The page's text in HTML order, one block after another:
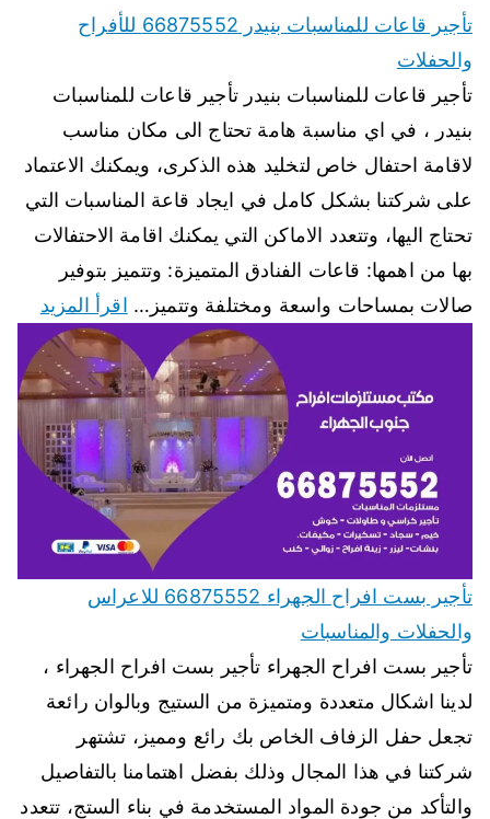
تأجير قاعات للمناسبات بنيدر 66875552 للأفراح
والحفلات
تأجير قاعات للمناسبات بنيدر تأجير قاعات للمناسبات
بنيدر ، في اي مناسبة هامة تحتاج الى مكان مناسب
لاقامة احتفال خاص لتخليد هذه الذكرى، ويمكنك الاعتماد
على شركتنا بشكل كامل في ايجاد قاعة المناسبات التي
تحتاج اليها، وتتعدد الاماكن التي يمكنك اقامة الاحتفالات
بها من اهمها: قاعات الفنادق المتميزة: وتتميز بتوفير
صالات بمساحات واسعة ومختلفة وتتميز… اقرأ المزيد
تأجير بست افراح الجهراء 66875552 للاعراس
والحفلات والمناسبات
تأجير بست افراح الجهراء تأجير بست افراح الجهراء ،
لدينا اشكال متعددة ومتميزة من الستيج وبالوان رائعة
تجعل حفل الزفاف الخاص بك رائع ومميز، تشتهر
شركتنا في هذا المجال وذلك بفضل اهتمامنا بالتفاصيل
والتأكد من جودة المواد المستخدمة في بناء الستج، تتعدد